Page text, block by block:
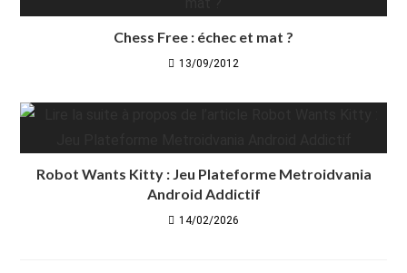
Chess Free : échec et mat ?
13/09/2012
Robot Wants Kitty : Jeu Plateforme Metroidvania
Android Addictif
14/02/2026